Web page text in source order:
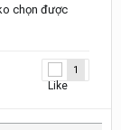
chọn được
1